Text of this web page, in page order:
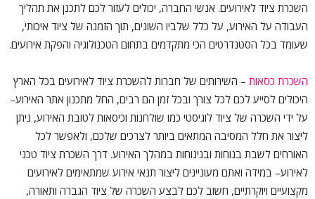
השכרת ציוד לאירועים. אנשי החברה, יכולים לעזור לכם לתכנן את תהליך
העבודה על האירוע, על כלל שלביו השונים, תוך הזמנה של ציוד איכותי,
שעומד בכל הסטנדרטים הכי מתקדמים בתחום הטכנולוגיה והפקת אירועים.
השכרת כסאות – השירותים של חברות להשכרת ציוד לאירועים בכל הארץ
היכולים לסייע לכם לכל צורך ובכל זמן הם רבים, החל מתכנון אתר האירוע–
על ידי השכרה של ציוד לוגיסטי כמו שולחנות וכיסאות לטובת האירוע, ניתן
ליצור את חלל המסיבה המתאים ביותר לצרכים שלכם, ולאפשר לכל
האורחים לשבת בנוחות ובנינוחות במהלך האירוע. דרך השכרת ציוד טכני
לאירוע– במידה ואתם מעוניינים ליצור תנאי אירוע שמתאימים לאירועים
מקצועיים ויוקרתיים, חשוב לכם לבצע השכרה של ציוד הגברה ותאורה,